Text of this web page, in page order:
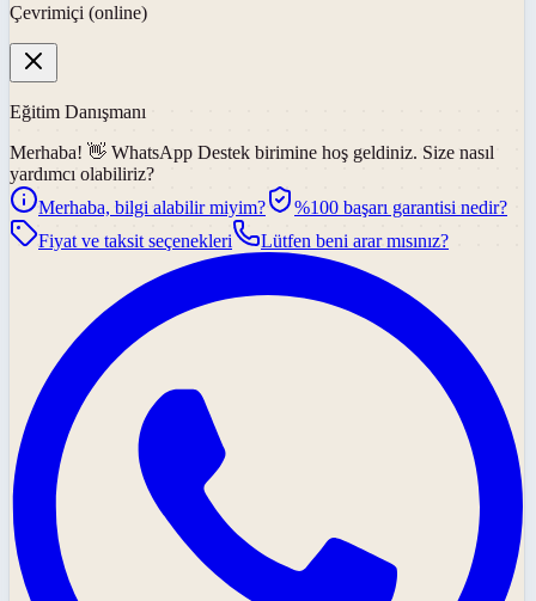
Çevrimiçi (online)
Eğitim Danışmanı
Merhaba! 👋 WhatsApp Destek birimine hoş geldiniz. Size nasıl
yardımcı olabiliriz?
Merhaba, bilgi alabilir miyim?
%100 başarı garantisi nedir?
Fiyat ve taksit seçenekleri
Lütfen beni arar mısınız?